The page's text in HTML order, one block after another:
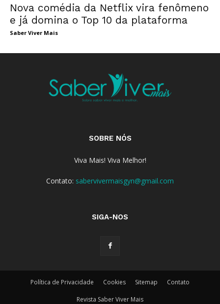
Nova comédia da Netflix vira fenômeno
e já domina o Top 10 da plataforma
Saber Viver Mais
SOBRE NÓS
Viva Mais! Viva Melhor!
Contato: sabervivermaisgyn@gmail.com
SIGA-NOS
Política de Privacidade Cookies Sitemap Contato
Revista Saber Viver Mais